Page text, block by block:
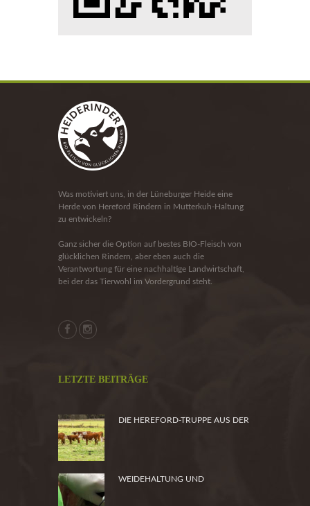
Was motiviert uns, in der Lüneburger Heide eine
Herde von Hereford Rindern in Mutterkuh-Haltung
zu entwickeln?
Ganz sicher die Option auf bestes BIO-Fleisch von
glücklichen Rindern, aber eben auch die
Verantwortung für eine nachhaltige Landwirtschaft,
bei der das Tierwohl im Vordergrund steht.
LETZTE BEITRÄGE
DIE HEREFORD-TRUPPE AUS DER
WEIDEHALTUNG UND